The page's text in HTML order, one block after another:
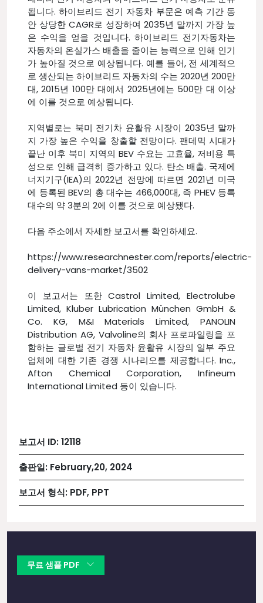
됩니다. 하이브리드 전기 자동차 부문은 예측 기간 동
안 상당한 CAGR로 성장하여 2035년 말까지 가장 높
은 수익을 얻을 것입니다. 하이브리드 전기자동차는
자동차의 온실가스 배출을 줄이는 능력으로 인해 인기
가 높아질 것으로 예상됩니다. 예를 들어, 전 세계적으
로 생산되는 하이브리드 자동차의 수는 2020년 200만
대, 2015년 100만 대에서 2025년에는 500만 대 이상
에 이를 것으로 예상됩니다.
지역별로는 북미 전기차 윤활유 시장이 2035년 말까
지 가장 높은 수익을 창출할 전망이다. 팬데믹 시대가
끝난 이후 북미 지역의 BEV 수요는 고효율, 저비용 특
성으로 인해 급격히 증가하고 있다. 탄소 배출. 국제에
너지기구(IEA)의 2022년 전망에 따르면 2021년 미국
에 등록된 BEV의 총 대수는 466,000대, 즉 PHEV 등록
대수의 약 3분의 2에 이를 것으로 예상됐다.
다음 주소에서 자세한 보고서를 확인하세요.
https://www.researchnester.com/reports/electric-
delivery-vans-market/3502
이 보고서는 또한 Castrol Limited, Electrolube
Limited, Kluber Lubrication München GmbH &
Co. KG, M&I Materials Limited, PANOLIN
Distribution AG, Valvoline의 회사 프로파일링을 포
함하는 글로벌 전기 자동차 윤활유 시장의 일부 주요
업체에 대한 기존 경쟁 시나리오를 제공합니다. Inc.,
Afton Chemical Corporation, Infineum
International Limited 등이 있습니다.
보고서 ID:12118
출판일: February,20, 2024
보고서 형식: PDF, PPT
무료 샘플 PDF